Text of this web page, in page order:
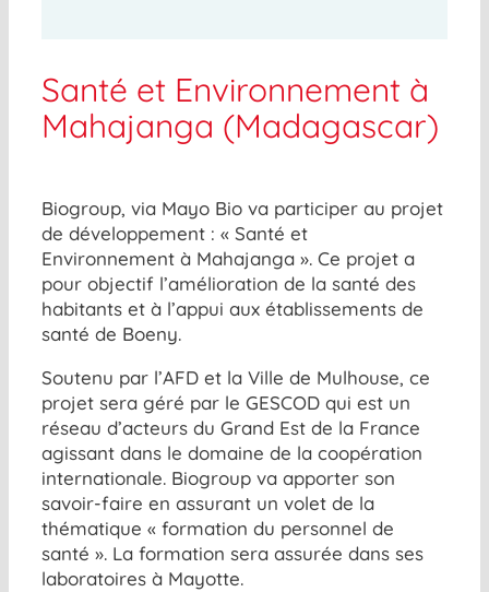
Santé et Environnement à
Mahajanga (Madagascar)
Biogroup, via Mayo Bio va participer au projet
de développement : « Santé et
Environnement à Mahajanga ». Ce projet a
pour objectif l’amélioration de la santé des
habitants et à l’appui aux établissements de
santé de Boeny.
Soutenu par l’AFD et la Ville de Mulhouse, ce
projet sera géré par le GESCOD qui est un
réseau d’acteurs du Grand Est de la France
agissant dans le domaine de la coopération
internationale. Biogroup va apporter son
savoir-faire en assurant un volet de la
thématique « formation du personnel de
santé ». La formation sera assurée dans ses
laboratoires à Mayotte.